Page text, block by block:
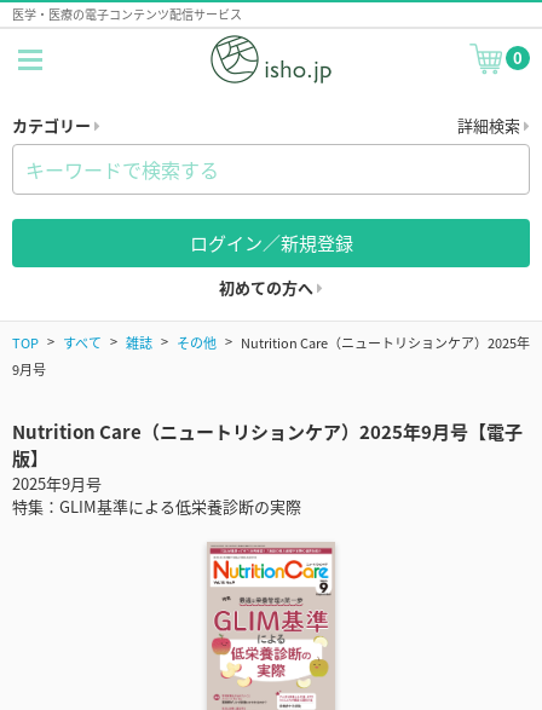
医学・医療の電子コンテンツ配信サービス
0
カテゴリー 詳細検索
ログイン／新規登録
初めての方へ
TOP すべて 雑誌 その他
Nutrition Care（ニュートリションケア）2025年
9月号
Nutrition Care（ニュートリションケア）2025年9月号【電子
版】
2025年9月号
特集：GLIM基準による低栄養診断の実際